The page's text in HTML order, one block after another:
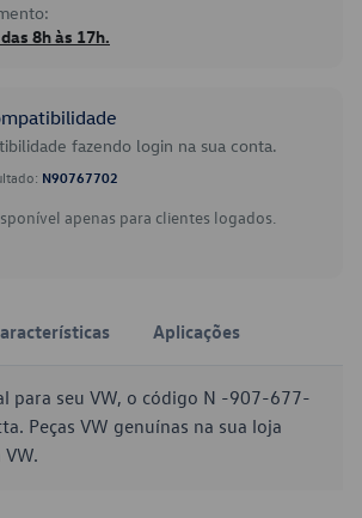
8h às 17h.
fazendo login na sua conta.
N90767702
apenas para clientes logados.
Aplicações
para seu VW, o código N -907-677-
Peças VW genuínas na sua loja